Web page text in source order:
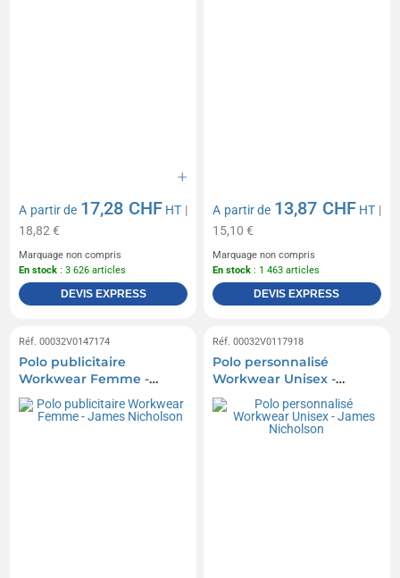
A partir de 17,28 CHF HT |
18,82 €
Marquage non compris
En stock : 3 626 articles
DEVIS EXPRESS
A partir de 13,87 CHF HT |
15,10 €
Marquage non compris
En stock : 1 463 articles
DEVIS EXPRESS
Réf. 00032V0147174
Polo publicitaire
Workwear Femme -
James Nicholson
Réf. 00032V0117918
Polo personnalisé
Workwear Unisex -
James Nicholson